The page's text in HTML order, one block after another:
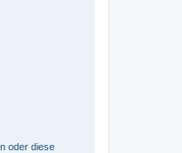
oder diese